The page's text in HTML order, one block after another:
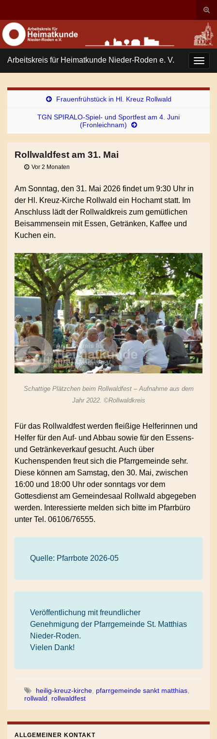
Search for:
Arbeitskreis für Heimatkunde Nieder-Roden e. V.
Frauenfrühstück in Hl. Kreuz Rollwald
TGN SPIRALO-Spiel- und Sportfest am 4. Juni
(Fronleichnam)
Rollwaldfest am 31. Mai
Vor 2 Monaten
Am Sonntag, den 31. Mai 2026 findet um 9:30 Uhr in
der Hl. Kreuz-Kirche Rollwald ein Hochamt statt. Im
Anschluss lädt der Rollwaldkreis zum gemütlichen
Beisammensein mit Essen, Getränken, Kaffee und
Kuchen ein.
Schattige Plätzchen beim Rollwaldfest – Aufnahme aus dem
Jahr 2022. ©Rollwaldkreis
Für das Rollwaldfest werden fleißige Helferinnen und
Helfer für den Auf- und Abbau sowie für den Essens-
und Getränkeverkauf gesucht. Auch über
Kuchenspenden freut sich die Pfarrgemeinde sehr.
Diese können am Samstag, den 30. Mai, zwischen
16:00 und 18:00 Uhr oder sonntags vor dem
Gottesdienst am Gemeindesaal Rollwald abgegeben
werden. Interessierte melden sich bitte im Pfarrbüro
unter Tel. 06106/76555.
Quelle: Pfarrbote 2026-05
Veröffentlichung mit freundlicher
Genehmigung der Pfarrgemeinde St. Matthias
Nieder-Roden.
Vielen Dank!
heilig-kreuz-kirche pfarrgemeinde sankt matthias
rollwald
rollwaldfest
ALLGEMEINER KONTAKT